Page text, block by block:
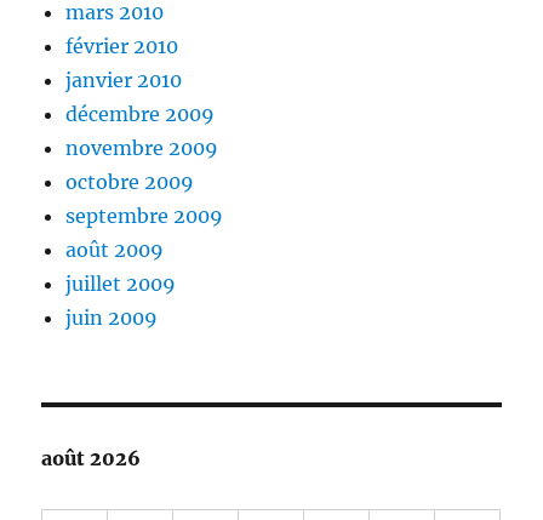
mars 2010
février 2010
janvier 2010
décembre 2009
novembre 2009
octobre 2009
septembre 2009
août 2009
juillet 2009
juin 2009
août 2026